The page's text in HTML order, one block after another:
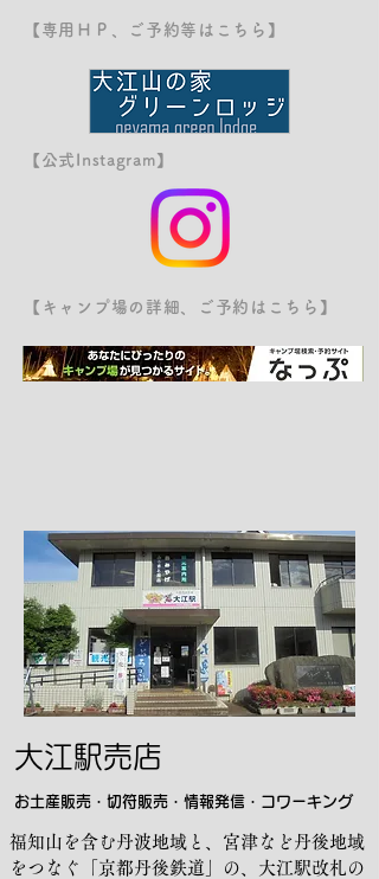
【専用ＨＰ、ご予約等はこちら】
【公式Instagram】
【キャンプ場の詳細、ご予約はこちら】
大江駅売店
お土産販売・切符販売・情報発信・コワーキング
福知山を含む丹波地域と、宮津など丹後地域
をつなぐ「京都丹後鉄道」の、大江駅改札の